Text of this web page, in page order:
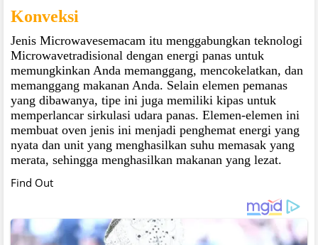
Konveksi
Jenis Microwavesemacam itu menggabungkan teknologi
Microwavetradisional dengan energi panas untuk
memungkinkan Anda memanggang, mencokelatkan, dan
memanggang makanan Anda. Selain elemen pemanas
yang dibawanya, tipe ini juga memiliki kipas untuk
memperlancar sirkulasi udara panas. Elemen-elemen ini
membuat oven jenis ini menjadi penghemat energi yang
nyata dan unit yang menghasilkan suhu memasak yang
merata, sehingga menghasilkan makanan yang lezat.
Find Out